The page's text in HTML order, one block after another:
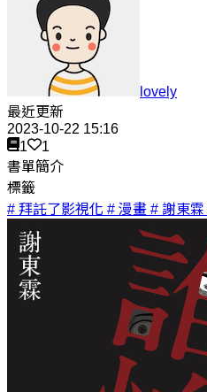
lovely
最近更新
2023-10-22 15:16
1
1
書單簡介
標籤
# 拜託了影視化 # 漫畫 # 謝東霖